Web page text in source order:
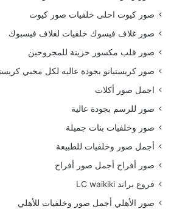
صور كيوت احلى خلفيات صور كيوت
صور غلاف فيسوك خلفيات لغلاف فيسبوك
صور قلب مكسور حزينة للمجروحين
صور كريستيانو بجودة عاليه لكل محبي
اجمل صور أكلات
صور للرسم بجودة عالية
صور وخلفيات بنات جميلة
أجمل صور وخلفيات للطبيعة
صور أفراح أجمل صور أفراح
فروع براند LC waikiki
صور الأهلي أجمل صور وخلفيات للأهلي